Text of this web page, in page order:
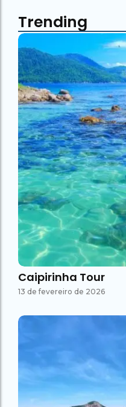
Trending
Caipirinha Tour
13 de fevereiro de 2026